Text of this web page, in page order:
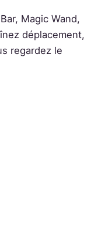
Magic Wand,
déplacement,
regardez le